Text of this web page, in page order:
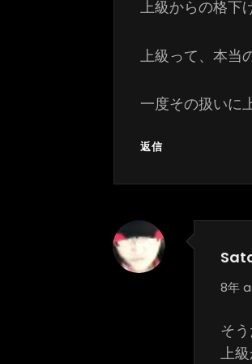
上級からの格下
上級って、本当
一度その扱いに
返信
8年
そ
上